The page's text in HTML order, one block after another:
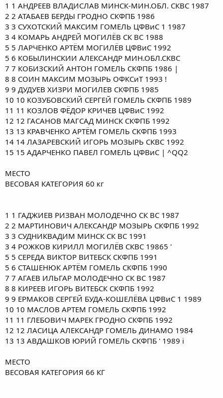
1 1 АНДРЕЕВ ВЛАДИСЛАВ МИНСК-МИН.ОБЛ. СКВС 1987
2 2 АТАБАЕВ БЕРДЫ ГРОДНО СКФПБ 1986
3 3 СУХОТСКИЙ МАКСИМ ГОМЕЛЬ ЦФВиС 1 1987
3 4 КОМАРЬ АНДРЕЙ МОГИЛЁВ СК ВС 1988
5 5 ЛАРЧЕНКО АРТЁМ МОГИЛЁВ ЦФВиС 1992
5 6 КОБЫЛИНСКИИ АЛЕКСАНДР МИН.ОБЛ.СКВС
7 7 КОБИЗСКИЙ АНТОН ГОМЕЛЬ СКФПБ 1986 |
8 8 СОИН МАКСИМ МОЗЫРЬ ОФКСиТ 1993 !
9 9 ДУДУЕВ ХИЗРИ МОГИЛЕВ СКФПБ 1985
10 10 КОЗУБОВСКИЙ СЕРГЕЙ ГОМЕЛЬ СКФПБ 1989
11 11 КОЗЛОВ ФЁДОР КРИЧЕВ ЦФВиС 1992
12 12 ГАСАНОВ МАГСАД МИНСК СКФПБ 1992
13 13 КРАВЧЕНКО АРТЁМ ГОМЕЛЬ СКФПБ 1993
14 14 ЛАЗАРЕВСКИЙ ИГОРЬ МОЗЫРЬ СКВС 1992
15 15 АДАРЧЕНКО ПАВЕЛ ГОМЕЛЬ ЦФВиС | ^QQ2
МЕСТО
ВЕСОВАЯ КАТЕГОРИЯ 60 кг
1 1 ГАДЖИЕВ РИЗВАН МОЛОДЕЧНО СК ВС 1987
2 2 МАРТИНОВИЧ АЛЕКСАНДР МОЗЫРЬ СКФПБ 1992
3 3 СУДНИКВАДИМ МИНСК СК ВС 1991
3 4 РОЖКОВ КИРИЛЛ МОГИЛЁВ СКВС 19865 '
5 5 СЕРЕДА ВИКТОР ВИТЕБСК СКФПБ 1991
5 6 СТАШЕНЮК АРТЁМ ГОМЕЛЬ СКФПБ 1990
7 7 АГАЕВ ИЛЬГАР МОЛОДЕЧНО СК ВС 1987
8 8 КИРЕЕВ ИГОРЬ ВИТЕБСК СКФПБ 1992
9 9 ЕРМАКОВ СЕРГЕЙ БУДА-КОШЕЛЁВА ЦФВиС 1 1989
10 10 МАСЛОВ АРТЕМ ГОМЕЛЬ СКФПБ 1992
11 11 ГЛЕБОВИЧ МАРЕК ГРОДНО СКФПБ 1992
12 12 ЛАСИЦА АЛЕКСАНДР ГОМЕЛЬ ДИНАМО 1984
13 13 АВДАШКОВ ЮРИЙ ГОМЕЛЬ СКФПБ ' 1989 i
МЕСТО
ВЕСОВАЯ КАТЕГОРИЯ 66 КГ